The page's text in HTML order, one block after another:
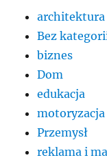
architektura
Bez
biznes
Dom
edukacja
motoryzacja
Przemysł
reklama i